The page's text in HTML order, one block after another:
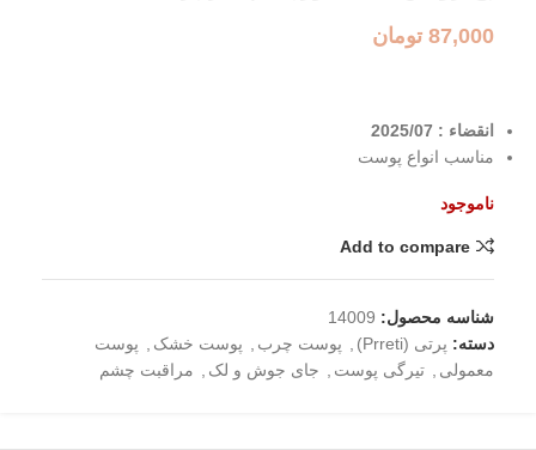
87,000 تومان
انقضاء : 2025/07
مناسب انواع پوست
ناموجود
Add to compare
شناسه محصول: 14009
دسته: پرتی (Prreti) پوست چرب پوست خشک
پوست
معمولی
تیرگی پوست جای جوش و لک مراقبت چشم